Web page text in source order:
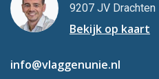
9207 JV Drachten
Bekijk op kaart
info@vlaggenunie.nl